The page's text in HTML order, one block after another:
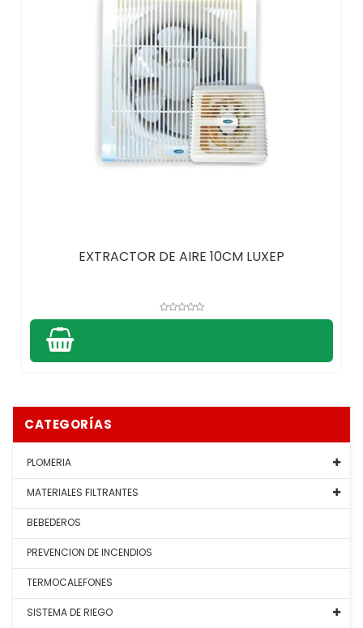
EXTRACTOR DE AIRE 10CM LUXEP
CATEGORÍAS
PLOMERIA
MATERIALES FILTRANTES
BEBEDEROS
PREVENCION DE INCENDIOS
TERMOCALEFONES
SISTEMA DE RIEGO